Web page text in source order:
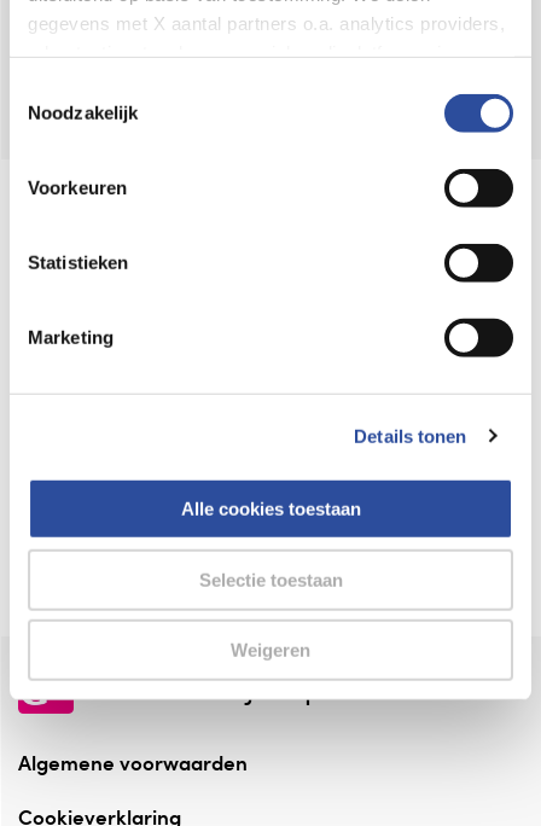
gegevens met X aantal partners o.a. analytics providers,
en de bewaartermijnen per categorie. Je kunt je keuze op
gegevensverwerking staat in de
Privacyverklaring
Noodzakelijk
Voorkeuren
Statistieken
Marketing
Details tonen
Alle cookies toestaan
Selectie toestaan
Weigeren
VolgDAop:
Online aanbieder medicijnen
webshop mag verkopen.
⁠Verantwoorde zorg, ⁠ook online.
Altijd onze folder bij de hand
Check onze folders ⁠bij AlleFolders.
de vriendelijke specialist
Algemene voorwaarden
Cookieverklaring